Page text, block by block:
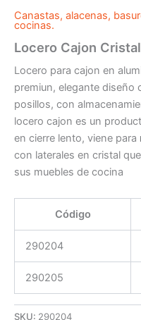
Canastas, alacenas,
cocinas.
Locero Cajon
Locero para cajon en
premiun, elegante diseño
posillos, con
locero cajon es un
en cierre lento, viene para
con laterales en cristal
sus muebles de cocina
Código
290204
290205
SKU: 290204